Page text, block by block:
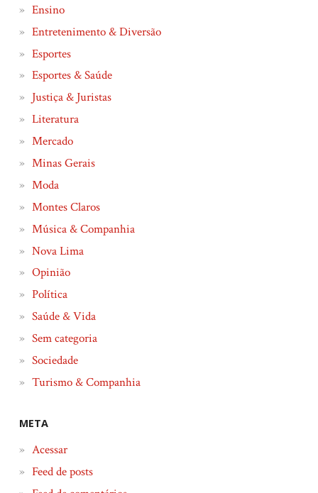
Ensino
Entretenimento & Diversão
Esportes
Esportes & Saúde
Justiça & Juristas
Literatura
Mercado
Minas Gerais
Moda
Montes Claros
Música & Companhia
Nova Lima
Opinião
Política
Saúde & Vida
Sem categoria
Sociedade
Turismo & Companhia
META
Acessar
Feed de posts